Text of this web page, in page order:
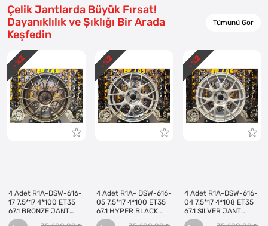
Çelik Jantlarda Büyük Fırsat!
Dayanıklılık ve Şıklığı Bir Arada
Keşfedin
Tümünü Gör
4 Adet R1A-DSW-616-
17 7.5*17 4*100 ET35
67.1 BRONZE JANT
(Takım)
- %
2
4 Adet R1A- DSW-616-
05 7.5*17 4*100 ET35
67.1 HYPER BLACK
JANT (Takım)
- %
2
4 Adet R1A-DSW-616-
04 7.5*17 4*108 ET35
67.1 SILVER JANT
(Takım)
- %
2